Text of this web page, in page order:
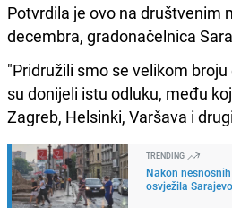
Potvrdila je ovo na društvenim
decembra, gradonačelnica
"Pridružili smo se velikom
su donijeli istu odluku, među
Zagreb, Helsinki, Varšava i
TRENDING
Nakon
osvježila Sarajevo